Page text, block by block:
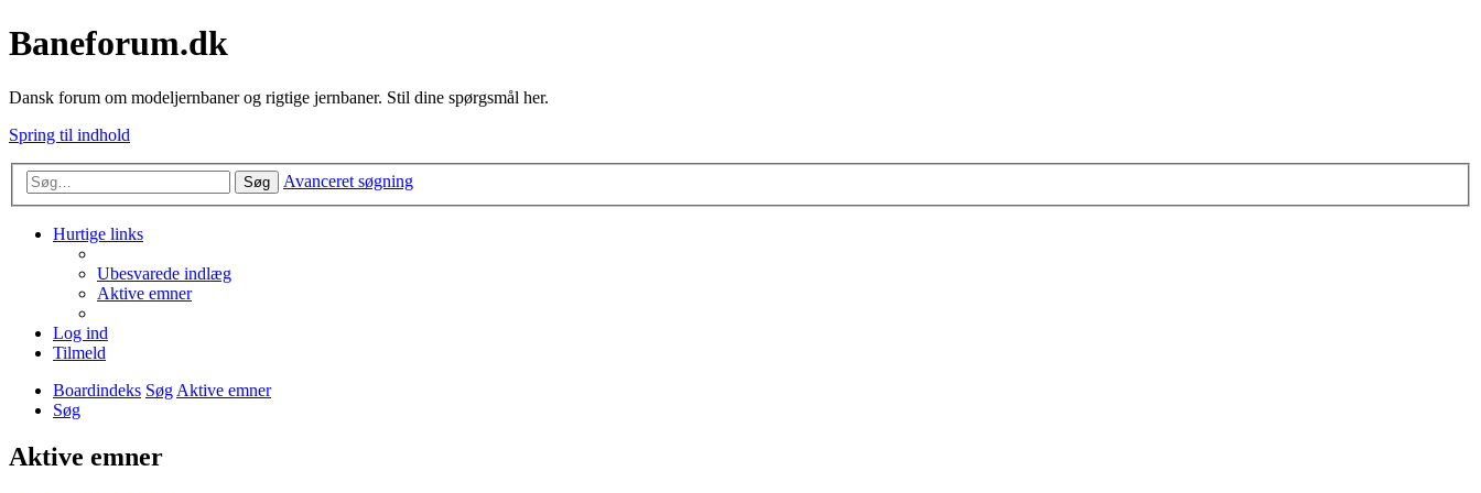
Baneforum.dk
Dansk forum om modeljernbaner og rigtige jernbaner. Stil dine spørgsmål her.
Spring til indhold
Søg Avanceret søgning
Hurtige links
Ubesvarede indlæg
Aktive emner
Log ind
Tilmeld
Boardindeks SøgAktive emner
Søg
Aktive emner